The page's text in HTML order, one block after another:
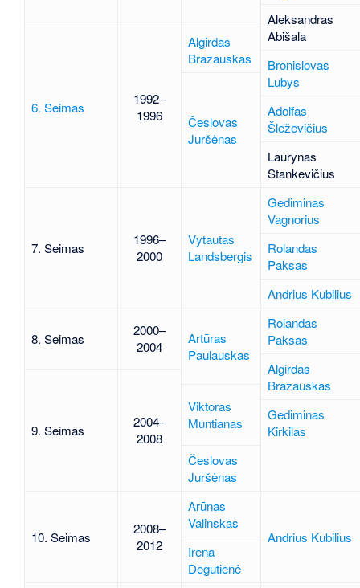
Aleksandras
Abišala
6. Seimas
1992–
1996
Algirdas
Brazauskas
Bronislovas
Lubys
Česlovas
Juršėnas
Adolfas
Šleževičius
Laurynas
Stankevičius
7. Seimas
1996–
2000
Vytautas
Landsbergis
Gediminas
Vagnorius
Rolandas
Paksas
Andrius Kubilius
8. Seimas
2000–
2004
Artūras
Paulauskas
Rolandas
Paksas
Algirdas
Brazauskas
9. Seimas
2004–
2008
Viktoras
Muntianas
Gediminas
Kirkilas
Česlovas
Juršėnas
10. Seimas
2008–
2012
Arūnas
Valinskas
Andrius Kubilius
Irena
Degutienė